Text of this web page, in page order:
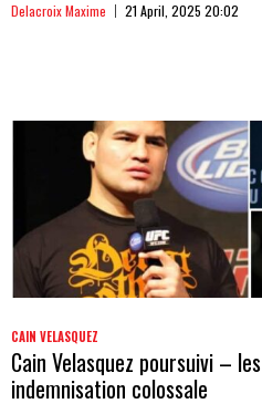
Delacroix Maxime 21 April, 2025 20:02
CAIN VELASQUEZ
Cain Velasquez poursuivi –
indemnisation colossale